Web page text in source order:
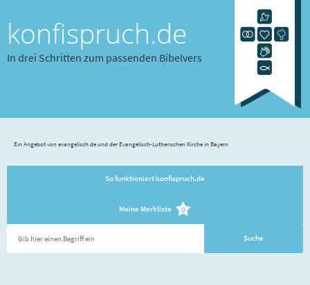
konfispruch.de
In drei Schritten zum passenden Bibelvers
Ein Angebot von evangelisch.de und der Evangelisch-Lutherischen Kirche in Bayern
So funktioniert konfispruch.de
Meine Merkliste 0